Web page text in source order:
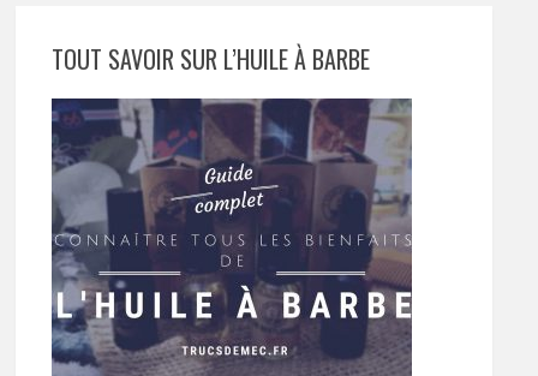
TOUT SAVOIR SUR L’HUILE À BARBE